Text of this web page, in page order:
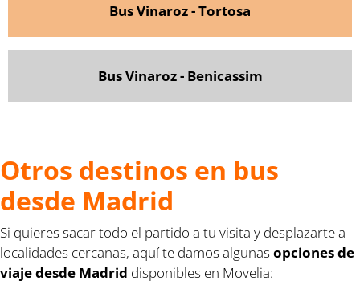
Bus Vinaroz - Tortosa
Bus Vinaroz - Benicassim
Otros destinos en bus
desde Madrid
Si quieres sacar todo el partido a tu visita y desplazarte a
localidades cercanas, aquí te damos algunasopciones de
viaje desde Madrid disponibles en Movelia: